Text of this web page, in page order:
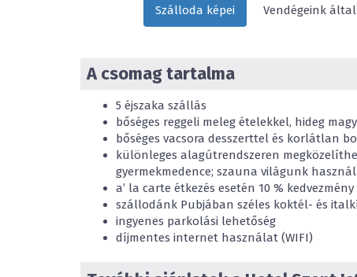
Szálloda képei Vendégeink
A csomag tartalma
5 éjszaka szállás
bőséges reggeli meleg ételekkel, hideg
bőséges vacsora desszerttel és korlátlan
különleges alagútrendszeren
gyermekmedence; szauna világunk
a’ la carte étkezés esetén 10 %
szállodánk Pubjában széles koktél- és
ingyenes parkolási lehetőség
díjmentes internet használat (WIFI)